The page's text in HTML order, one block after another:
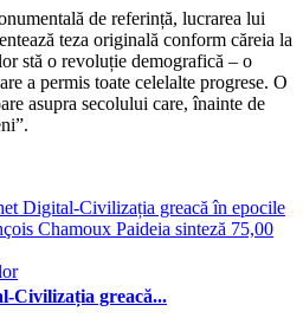
de referință, lucrarea lui
teza originală conform căreia la
stă o revoluție demografică – o
a permis toate celelalte progrese. O
asupra secolului care, înainte de
Civilizația greacă...